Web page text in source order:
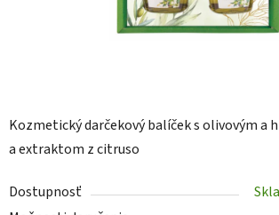
Kozmetický darčekový balíček s olivovým a
a extraktom z citruso
Dostupnosť